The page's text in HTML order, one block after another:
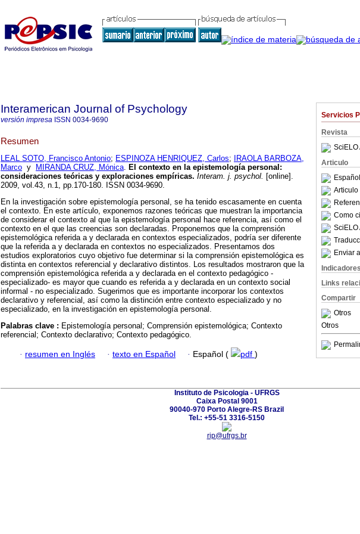
Servicios
Revista
SciELO
Articulo
Articulo
Como
SciELO
Enviar
Indicadores
Links
Compartir
Otros
Otros
Interamerican Journal of Psychology
versión impresa ISSN 0034-9690
Resumen
LEAL SOTO, Francisco Antonio; ESPINOZA HENRIQUEZ, Carlos;
IRAOLA BARBOZA,
Marco y MIRANDA CRUZ, Mónica. El contexto en la epistemología personal :
consideraciones teóricas y exploraciones empíricas. Interam. j. psychol. [online].
2009, vol.43, n.1, pp.170-180. ISSN 0034-9690.
En la investigación sobre epistemología personal, se ha tenido escasamente en cuenta
el contexto. En este artículo, exponemos razones teóricas que muestran la importancia
de considerar el contexto al que la epistemología personal hace referencia, así como el
contexto en el que las creencias son declaradas. Proponemos que la comprensión
epistemológica referida a y declarada en contextos especializados, podría ser diferente
que la referida a y declarada en contextos no especializados. Presentamos dos
estudios exploratorios cuyo objetivo fue determinar si la comprensión epistemológica es
distinta en contextos referencial y declarativo distintos. Los resultados mostraron que la
comprensión epistemológica referida a y declarada en el contexto pedagógico -
especializado- es mayor que cuando es referida a y declarada en un contexto social
informal - no especializado. Sugerimos que es importante incorporar los contextos
declarativo y referencial, así como la distinción entre contexto especializado y no
especializado, en la investigación en epistemología personal.
Palabras clave : Epistemología personal; Comprensión epistemológica; Contexto
referencial; Contexto declarativo; Contexto pedagógico.
· resumen en Inglés · texto en Español · Español ( pdf )
Instituto de Psicologia - UFRGS
Caixa Postal 9001
90040-970 Porto Alegre-RS Brazil
Tel.: +55-51 3316-5150
rip@ufrgs.br